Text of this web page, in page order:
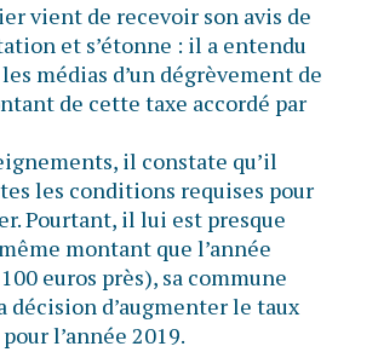
vient de recevoir son avis de
et s’étonne : il a entendu
médias d’un dégrèvement de
de cette taxe accordé par
il constate qu’il
les conditions requises pour
Pourtant, il lui est presque
montant que l’année
euros près), sa commune
décision d’augmenter le taux
l’année 2019.